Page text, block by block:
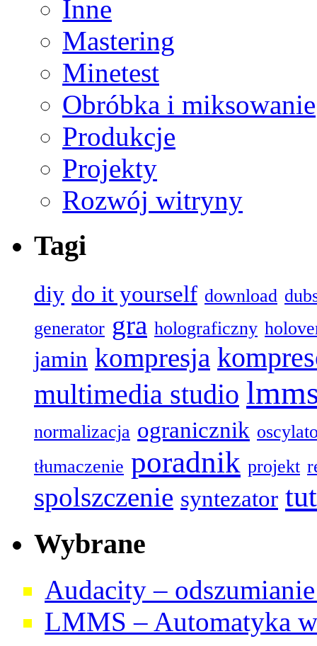
Inne
Mastering
Minetest
Obróbka i miksowanie
Produkcje
Projekty
Rozwój witryny
Tagi
diy do it yourself download
generator gra holograficzny
jamin kompresja
multimedia studio
normalizacja ogranicznik
tłumaczenie poradnik projekt
spolszczenie syntezator
Wybrane
Audacity –
LMMS – Automatyka